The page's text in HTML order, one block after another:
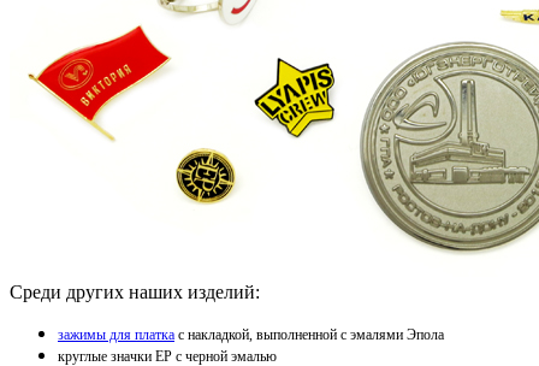
Среди других наших изделий:
зажимы для платка с накладкой, выполненной с эмалями Эпола
круглые значки EP с черной эмалью